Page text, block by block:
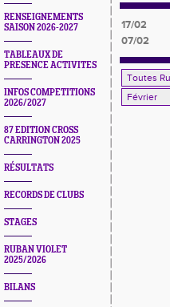
RENSEIGNEMENTS
SAISON 2026-2027
TABLEAUX DE
PRESENCE ACTIVITES
INFOS COMPETITIONS
2026/2027
87 EDITION CROSS
CARRINGTON 2025
RÉSULTATS
RECORDS DE CLUBS
STAGES
RUBAN VIOLET
2025/2026
BILANS
17/02
07/02